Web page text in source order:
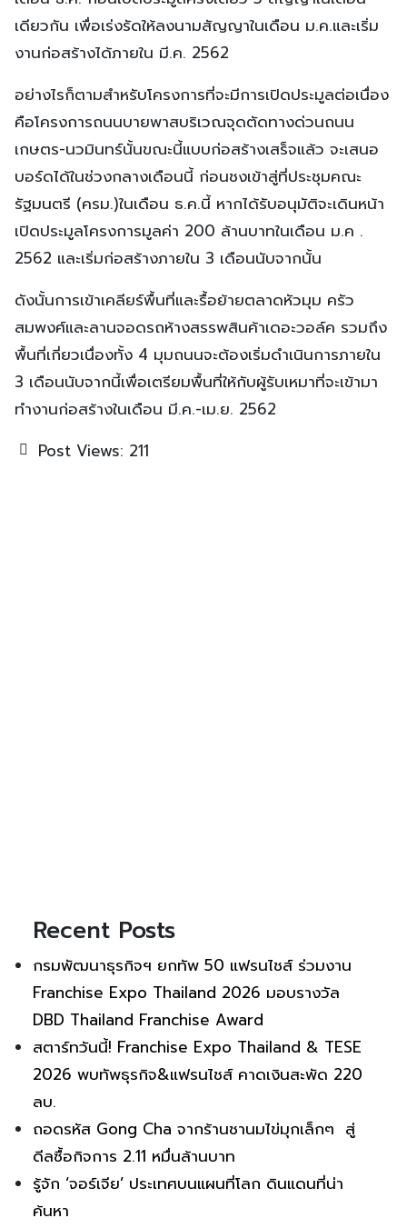
เดียวกัน เพื่อเร่งรัดให้ลงนามสัญญาในเดือน ม.ค.และเริ่ม
งานก่อสร้างได้ภายใน มี.ค. 2562
อย่างไรก็ตามสำหรับโครงการที่จะมีการเปิดประมูลต่อเนื่อง
คือโครงการถนนบายพาสบริเวณจุดตัดทางด่วนถนน
เกษตร-นวมินทร์นั้นขณะนี้แบบก่อสร้างเสร็จแล้ว จะเสนอ
บอร์ดได้ในช่วงกลางเดือนนี้ ก่อนชงเข้าสู่ที่ประชุมคณะ
รัฐมนตรี (ครม.)ในเดือน ธ.ค.นี้ หากได้รับอนุมัติจะเดินหน้า
เปิดประมูลโครงการมูลค่า 200 ล้านบาทในเดือน ม.ค .
2562 และเริ่มก่อสร้างภายใน 3 เดือนนับจากนั้น
ดังนั้นการเข้าเคลียร์พื้นที่และรื้อย้ายตลาดหัวมุม ครัว
สมพงศ์และลานจอดรถห้างสรรพสินค้าเดอะวอล์ค รวมถึง
พื้นที่เกี่ยวเนื่องทั้ง 4 มุมถนนจะต้องเริ่มดำเนินการภายใน
3 เดือนนับจากนี้เพื่อเตรียมพื้นที่ให้กับผู้รับเหมาที่จะเข้ามา
ทำงานก่อสร้างในเดือน มี.ค.-เม.ย. 2562
Post Views: 211
Recent Posts
กรมพัฒนาธุรกิจฯ ยกทัพ 50 แฟรนไชส์ ร่วมงาน
Franchise Expo Thailand 2026 มอบรางวัล
DBD Thailand Franchise Award
สตาร์ทวันนี้! Franchise Expo Thailand & TESE
2026 พบทัพธุรกิจ&แฟรนไชส์ คาดเงินสะพัด 220
ลบ.
ถอดรหัส Gong Cha จากร้านชานมไข่มุกเล็กๆ สู่
ดีลซื้อกิจการ 2.11 หมื่นล้านบาท
รู้จัก ‘จอร์เจีย’ ประเทศบนแผนที่โลก ดินแดนที่น่า
ค้นหา